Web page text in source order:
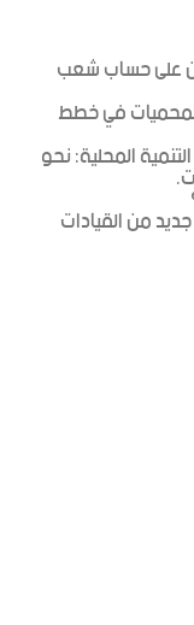
على حساب شعب
في خطط
المحلية: نحو
من القيادات